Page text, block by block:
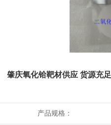
肇庆氧化铪靶材供应 货源充足
产品规格：